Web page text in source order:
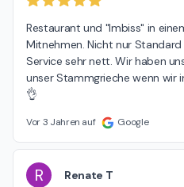
Restaurant und "Imbiss" in
Mitnehmen. Nicht nur Standard
Service sehr nett. Wir haben
unser Stammgrieche wenn wir
👌
Vor 3 Jahren auf Google
R Renate T